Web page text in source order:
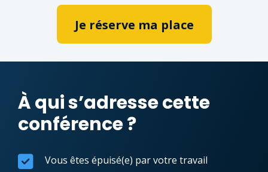
Je réserve ma place
À qui s’adresse cette
conférence ?
Vous êtes épuisé(e) par votre travail